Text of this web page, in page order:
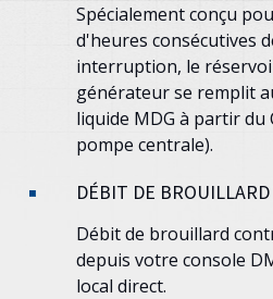
Spécialement conçu
d'heures consécutives
interruption, le
générateur se remplit
liquide MDG à partir du
pompe centrale).
DÉBIT DE
Débit de brouillard
depuis votre console
local direct.